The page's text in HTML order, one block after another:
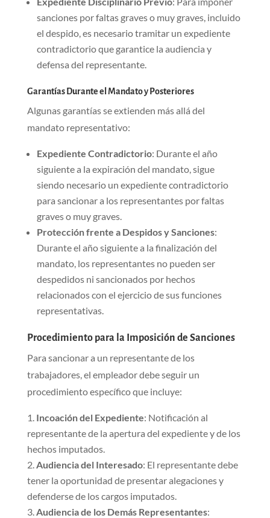
sanciones por faltas graves o muy graves, incluido
el despido, es necesario tramitar un expediente
contradictorio que garantice la audiencia y
defensa del representante.
Garantías Durante el Mandato y Posteriores
Algunas garantías se extienden más allá del
mandato representativo:
Expediente Contradictorio: Durante el año
siguiente a la expiración del mandato, sigue
siendo necesario un expediente contradictorio
para sancionar a los representantes por faltas
graves o muy graves.
Protección frente a Despidos y Sanciones:
Durante el año siguiente a la finalización del
mandato, los representantes no pueden ser
despedidos ni sancionados por hechos
relacionados con el ejercicio de sus funciones
representativas.
Procedimiento para la Imposición de Sanciones
Para sancionar a un representante de los
trabajadores, el empleador debe seguir un
procedimiento específico que incluye:
Incoación del Expediente: Notificación al
representante de la apertura del expediente y de los
hechos imputados.
Audiencia del Interesado: El representante debe
tener la oportunidad de presentar alegaciones y
defenderse de los cargos imputados.
Audiencia de los Demás Representantes: